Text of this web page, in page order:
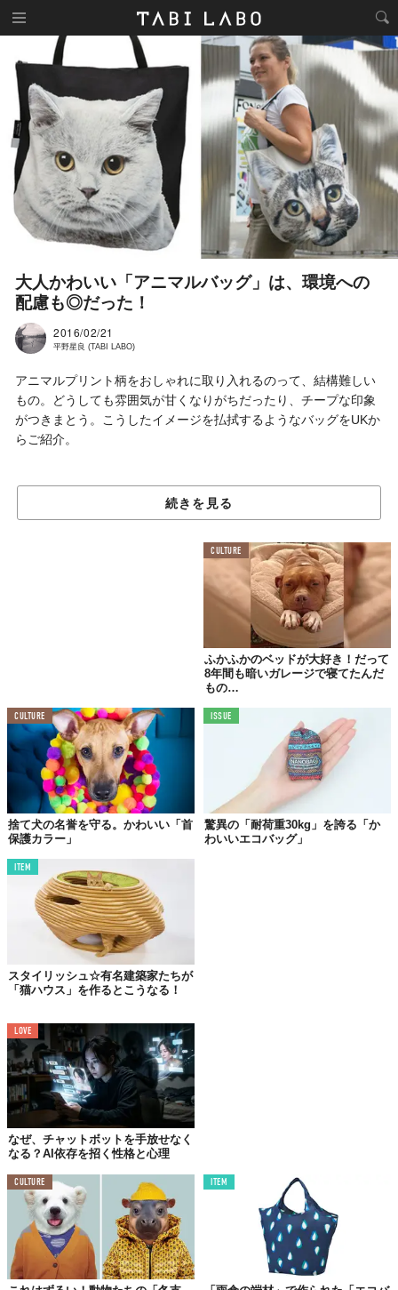
大人かわいい「アニマルバッグ」は、環境への
配慮も◎だった！
2016/02/21
平野星良 (TABI LABO)
アニマルプリント柄をおしゃれに取り入れるのって、結構難しい
もの。どうしても雰囲気が甘くなりがちだったり、チープな印象
がつきまとう。こうしたイメージを払拭するようなバッグをUKか
らご紹介。
大人かわいい
ハンドメイドのアニマルバッグ
まずは、バッグ前面に配されたこのリアルな猫の表情をみてくだ
さい。英国ブランド「Limittless Bags
ったるさを感じませんよね？
リアルで生き生きとした表情もさることながら、変なてかりや光
沢感がなく発色もマットで落ち着いた風合い。しかも、すべてハ
ンドメイドで作られたものなんです。
続きを見る
CULTURE
ふかふかのベッドが大好き！だって
8年間も暗いガレージで寝てたんだ
もの…
CULTURE
捨て犬の名誉を守る。かわいい「首
保護カラー」
ISSUE
驚異の「耐荷重30kg」を誇る「か
わいいエコバッグ」
ITEM
スタイリッシュ☆有名建築家たちが
「猫ハウス」を作るとこうなる！
LOVE
なぜ、チャットボットを手放せなく
なる？AI依存を招く性格と心理
CULTURE ITEM